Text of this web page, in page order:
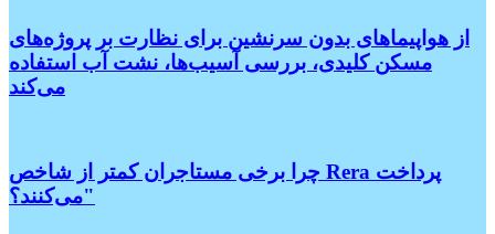
از هواپیماهای بدون سرنشین برای نظارت بر پروژه‌های
مسکن کلیدی، بررسی آسیب‌ها، نشت آب استفاده
می‌کند
چرا برخی مستاجران کمتر از شاخص Rera پرداخت
می‌کنند؟"